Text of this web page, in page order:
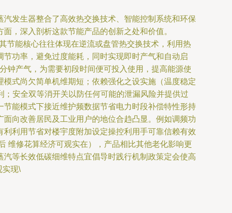
发生器整合了高效热交换技术、智能控制系统和环保
，深入剖析这款节能产品的创新之处和价值。
节能核心往往体现在逆流或盘管热交换技术，利用热
功率，避免过度能耗，同时实现即时产气和自动启
钟产气，为需要初段时间便可投入使用，提高能源使
式尚欠简单机维期短；依赖强化之设实施（温度稳定
安全双等消开关以防任何可能的泄漏风险并提供过
能模式下接近维护频数据节省电力时段补偿特性形持
向改善居民及工业用户的地位合趋凸显。例如调频功
利用节省对楼宇度附加设定操控利用手可靠信赖有效
维修花算经济可观实在），产品相比其他老化影响更
等长效低碳细维特点宜倡导时践行机制政策定会使高
实现\